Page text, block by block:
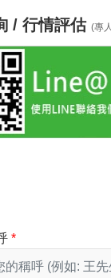
/ 行情評估(專